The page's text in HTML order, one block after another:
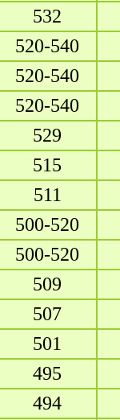
532
520-540
520-540
520-540
529
515
511
500-520
500-520
509
507
501
495
494